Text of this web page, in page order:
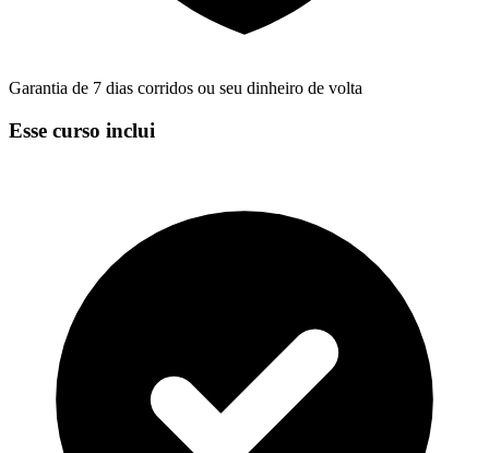
Garantia de 7 dias corridos ou seu dinheiro de volta
Esse curso inclui